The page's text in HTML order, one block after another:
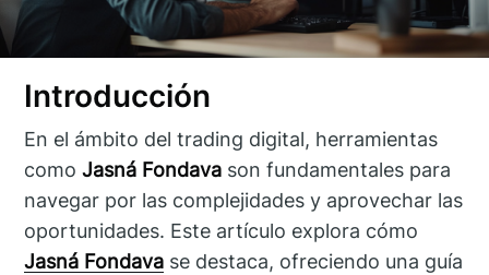
Introducción
En el ámbito del trading digital, herramientas
comoJasná Fondava son fundamentales para
navegar por las complejidades y aprovechar las
oportunidades. Este artículo explora cómo
Jasná Fondava se destaca, ofreciendo una guía